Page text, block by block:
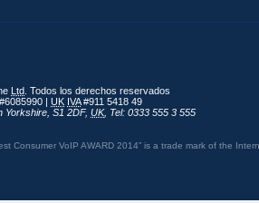
Ltd . Todos los derechos reservados
| UK IVA#911 5418 49
Yorkshire S1 2DF, UK, Tel: 0333 555 3 555
Consumer VoIP AWARD 2014” is a trade mark of the